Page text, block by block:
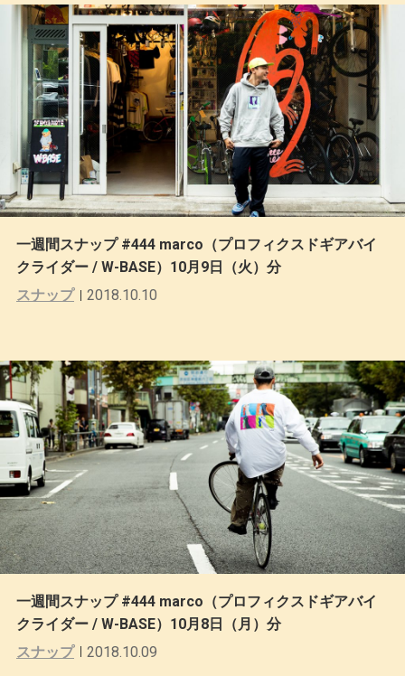
一週間スナップ #444 marco（プロフィクスドギアバイ
クライダー / W-BASE）10月9日（火）分
スナップ
2018.10.10
一週間スナップ #444 marco（プロフィクスドギアバイ
クライダー / W-BASE）10月8日（月）分
スナップ
2018.10.09